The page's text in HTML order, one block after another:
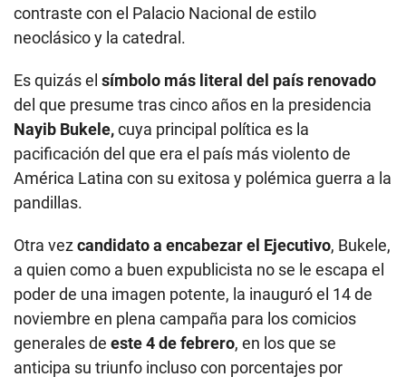
contraste con el Palacio Nacional de estilo
neoclásico y la catedral.
Es quizás el símbolo más literal del país renovado
del que presume tras cinco años en la presidencia
Nayib Bukele,cuya principal política es la
pacificación del que era el país más violento de
América Latina con su exitosa y polémica guerra a la
pandillas.
Otra vezcandidato a encabezar el Ejecutivo, Bukele,
a quien como a buen expublicista no se le escapa el
poder de una imagen potente, la inauguró el 14 de
noviembre en plena campaña para los comicios
generales de este 4 de febrero, en los que se
anticipa su triunfo incluso con porcentajes por